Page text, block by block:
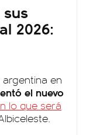
2026:
en
el nuevo
lo que será